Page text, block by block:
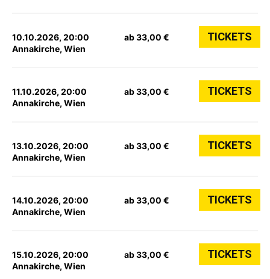
10.10.2026, 20:00
Annakirche, Wien
ab 33,00 € TICKETS
11.10.2026, 20:00
Annakirche, Wien
ab 33,00 € TICKETS
13.10.2026, 20:00
Annakirche, Wien
ab 33,00 € TICKETS
14.10.2026, 20:00
Annakirche, Wien
ab 33,00 € TICKETS
15.10.2026, 20:00
Annakirche, Wien
ab 33,00 € TICKETS